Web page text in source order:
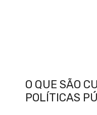
O QUE SÃO
POLÍTICAS